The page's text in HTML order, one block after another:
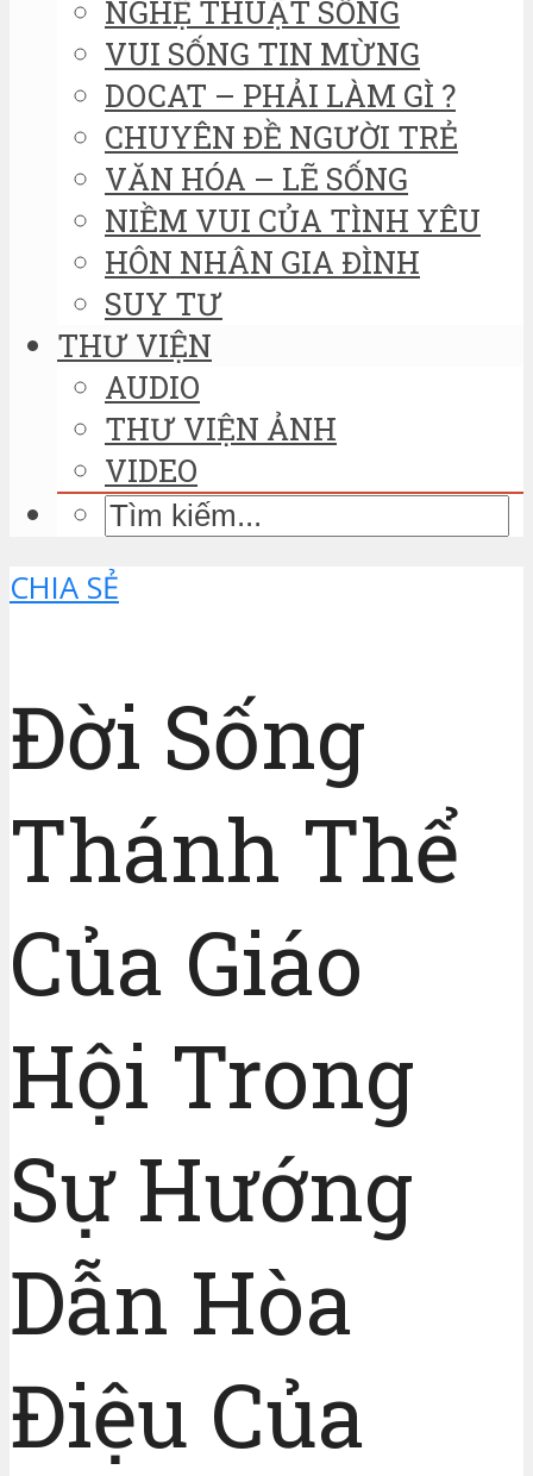
NGHỆ THUẬT SỐNG
VUI SỐNG TIN MỪNG
DOCAT – PHẢI LÀM GÌ ?
CHUYÊN ĐỀ NGƯỜI TRẺ
VĂN HÓA – LẼ SỐNG
NIỀM VUI CỦA TÌNH YÊU
HÔN NHÂN GIA ĐÌNH
SUY TƯ
THƯ VIỆN
AUDIO
THƯ VIỆN ẢNH
VIDEO
CHIA SẺ
Đời Sống
Thánh Thể
Của Giáo
Hội Trong
Sự Hướng
Dẫn Hòa
Điệu Của